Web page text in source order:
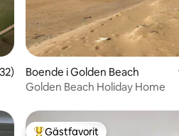
5 i genomsnittligt betyg, 32
Boende i Golden Beach
Golden Beach Holiday Home
Gästfavorit